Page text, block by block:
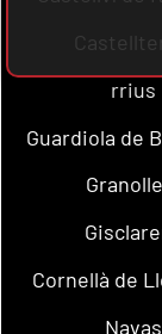
rrius
Guardiola de
Cornellà de
Navas